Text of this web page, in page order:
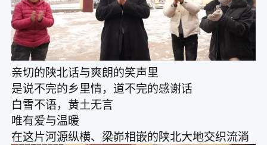
亲切的陕北话与爽朗的笑声里
是说不完的乡里情，道不完的感谢话
白雪不语，黄土无言
唯有爱与温暖
在这片河源纵横、梁峁相嵌的陕北大地交织流淌